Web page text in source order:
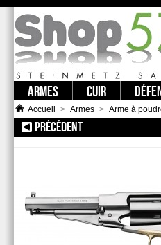
ARMES CUIR
Accueil > Armes > Arme à
PRÉCÉDENT:: PIETTA